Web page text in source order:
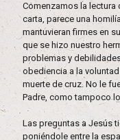
Comenzamos la lectura
carta, parece una
mantuvieran firmes en
que se hizo nuestro
problemas y
obediencia a la voluntad
muerte de cruz. No le
Padre, como tampoco
Las preguntas a Jesús
poniéndole entre la